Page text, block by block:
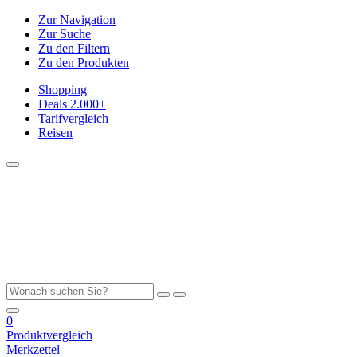
Zur Navigation
Zur Suche
Zu den Filtern
Zu den Produkten
Shopping
Deals 2.000+
Tarifvergleich
Reisen
0
Produktvergleich
Merkzettel